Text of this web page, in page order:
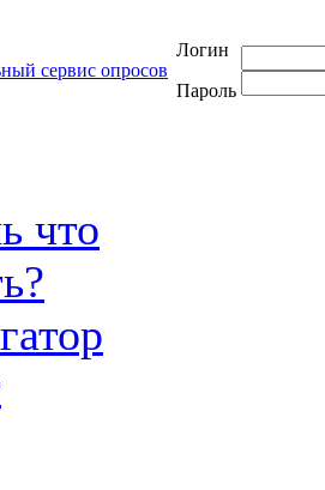
Логин
Пароль